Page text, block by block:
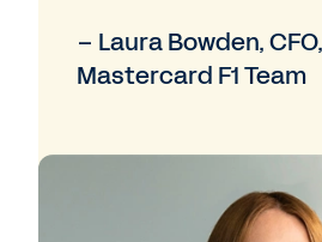
– Laura Bowden,
Mastercard F1 Team